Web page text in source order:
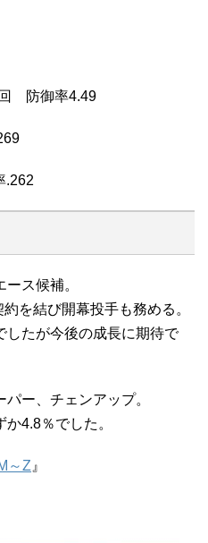
防御率4.49
.262
ス候補。
を結び開幕投手も務める。
したが今後の成長に期待で
ー、チェンアップ。
4.8％でした。
～Z 』